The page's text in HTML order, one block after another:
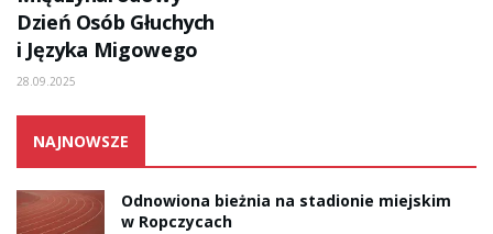
Dzień Osób Głuchych
i Języka Migowego
28.09.2025
NAJNOWSZE
Odnowiona bieżnia na stadionie miejskim
w Ropczycach